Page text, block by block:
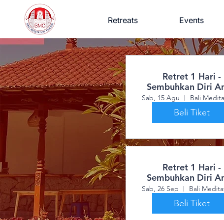
Retreats Events
Retret 1 Hari -
Sembuhkan Diri
dengan Energi
Sab, 15 Agu
Beli Tiket
Retret 1 Hari -
Sembuhkan Diri
dengan Energi
Sab, 26 Sep
Beli Tiket